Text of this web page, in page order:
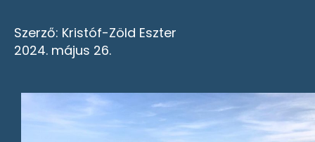
Szerző: Kristóf-Zöld Eszter
2024. május 26.